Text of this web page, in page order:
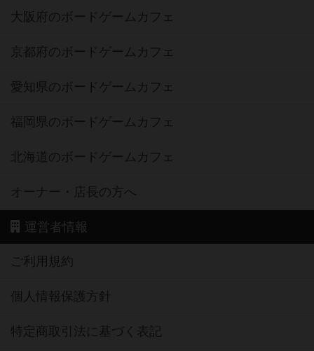
大阪府のボードゲームカフェ
京都府のボードゲームカフェ
愛知県のボードゲームカフェ
福岡県のボードゲームカフェ
北海道のボードゲームカフェ
オーナー・店長の方へ
運営者情報
ご利用規約
個人情報保護方針
特定商取引法に基づく表記